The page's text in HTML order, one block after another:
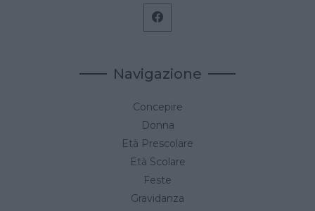
Navigazione
Concepire
Donna
Età Prescolare
Età Scolare
Feste
Gravidanza